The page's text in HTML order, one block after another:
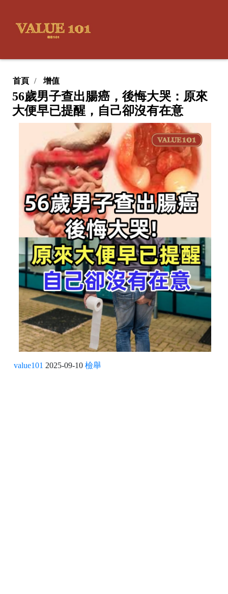
首頁 增值
56歲男子查出腸癌，後悔大哭：原來
大便早已提醒，自己卻沒有在意
value101 2025-09-10 檢舉